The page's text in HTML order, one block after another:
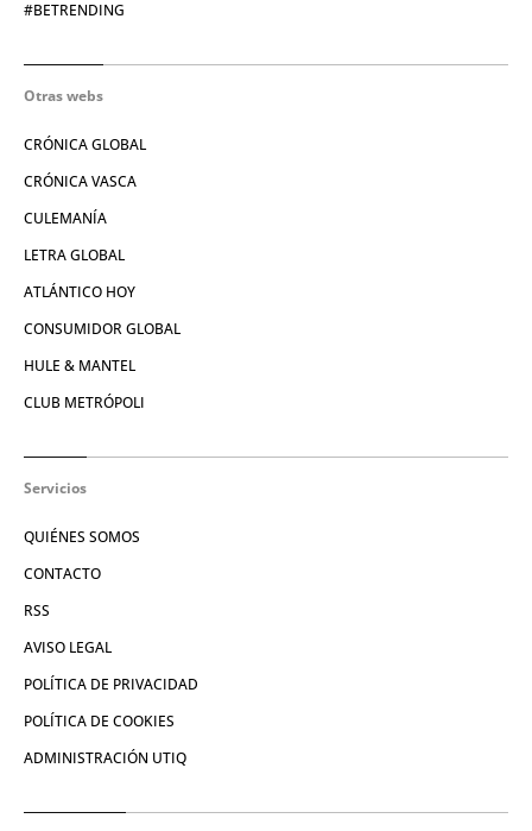
#BETRENDING
Otras webs
CRÓNICA GLOBAL
CRÓNICA VASCA
CULEMANÍA
LETRA GLOBAL
ATLÁNTICO HOY
CONSUMIDOR GLOBAL
HULE & MANTEL
CLUB METRÓPOLI
Servicios
QUIÉNES SOMOS
CONTACTO
RSS
AVISO LEGAL
POLÍTICA DE PRIVACIDAD
POLÍTICA DE COOKIES
ADMINISTRACIÓN UTIQ